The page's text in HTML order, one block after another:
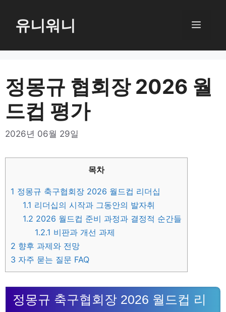
로
너
뛰
유니워니 메
정몽규 협회장 2026 월
드컵 평가
2026년 06월 29일
목차
1 정몽규 축구협회장 2026 월드컵 리더십
1.1 리더십의 시작과 그동안의 발자취
1.2 2026 월드컵 준비 과정과 결정적 순간들
1.2.1 비판과 개선 과제
2 향후 과제와 전망
3 자주 묻는 질문 FAQ
정몽규 축구협회장 2026 월드컵 리